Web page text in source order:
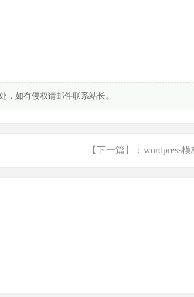
，如有侵权请邮件联系站长。
【下一篇】：wordpress